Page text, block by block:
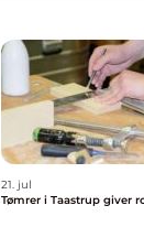
21. jul
Tømrer i Taastrup giver